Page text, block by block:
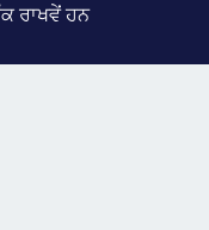
ਰਾਖਵੇਂ ਹਨ